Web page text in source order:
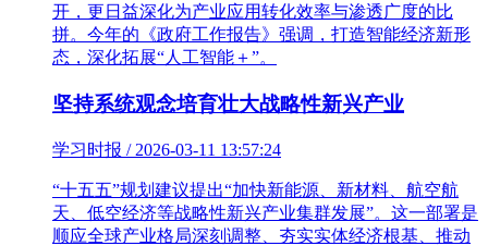
开，更日益深化为产业应用转化效率与渗透广度的比
拼。今年的《政府工作报告》强调，打造智能经济新形
态，深化拓展“人工智能＋”。
坚持系统观念培育壮大战略性新兴产业
学习时报 / 2026-03-11 13:57:24
“十五五”规划建议提出“加快新能源、新材料、航空航
天、低空经济等战略性新兴产业集群发展”。这一部署是
顺应全球产业格局深刻调整、夯实实体经济根基、推动